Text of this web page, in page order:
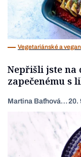
Vegetariánské a vegan
Nepřišli jste na
zapečenému s
Martina Baťhová (Lancingerová) 20.